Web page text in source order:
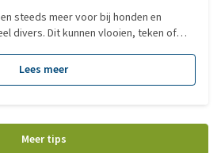
steeds meer voor bij honden en
divers. Dit kunnen vlooien, teken of
voorkomende oorzaken van
Lees meer
Meer tips